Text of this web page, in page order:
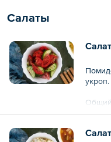
Салаты
укроп.